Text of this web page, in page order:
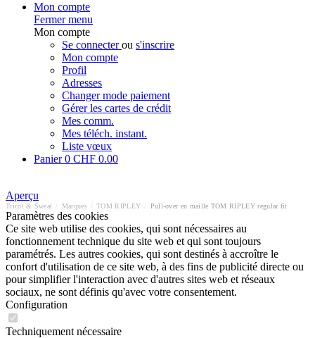
Mon compte
Fermer menu
Mon compte
Se connecterou s'inscrire
Mon compte
Profil
Adresses
Changer mode paiement
Gérer les cartes de crédit
Mes comm.
Mes téléch. instant.
Liste vœux
Panier0 CHF 0.00
Aperçu
Tricot & Sweat Marques TOM RIPLEY Pull-over en maille TOM RIPLEY regular fit
Paramètres des cookies
Ce site web utilise des cookies, qui sont nécessaires au
fonctionnement technique du site web et qui sont toujours
paramétrés. Les autres cookies, qui sont destinés à accroître le
confort d'utilisation de ce site web, à des fins de publicité directe ou
pour simplifier l'interaction avec d'autres sites web et réseaux
sociaux, ne sont définis qu'avec votre consentement.
Configuration
Techniquement nécessaire